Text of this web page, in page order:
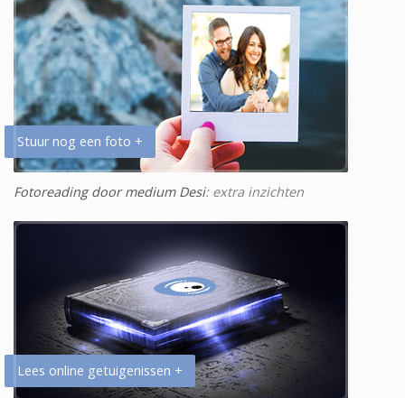
Stuur nog een foto +
Fotoreading door medium Desi: extra inzichten
Lees online getuigenissen +